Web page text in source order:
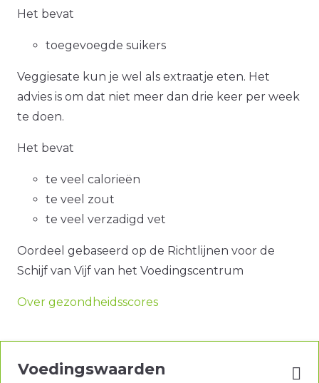
Het bevat
toegevoegde suikers
Veggiesate kun je wel als extraatje eten. Het
advies is om dat niet meer dan drie keer per week
te doen.
Het bevat
te veel calorieën
te veel zout
te veel verzadigd vet
Oordeel gebaseerd op de Richtlijnen voor de
Schijf van Vijf van het Voedingscentrum
Over gezondheidsscores
Voedingswaarden